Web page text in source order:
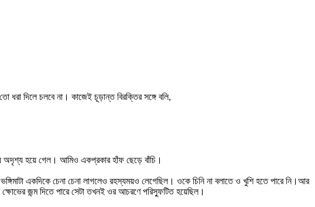
দিলে চলবে না। কাজেই চূড়ান্ত বিরক্তির সঙ্গে বলি,
অদৃশ্য হয়ে গেল। আমিও একপ্রকার হাঁফ ছেড়ে বাঁচি।
একদিকে চেনা চেনা লাগলেও রহস্যময়ও লেগেছিল। ওকে চিনি না বলাতে ও খুশি হতে পারে নি।আর
ক্ষোভের জন্ম দিতে পারে সেটা তখনই ওর আচরণে পরিস্ফুটিত হয়েছিল।